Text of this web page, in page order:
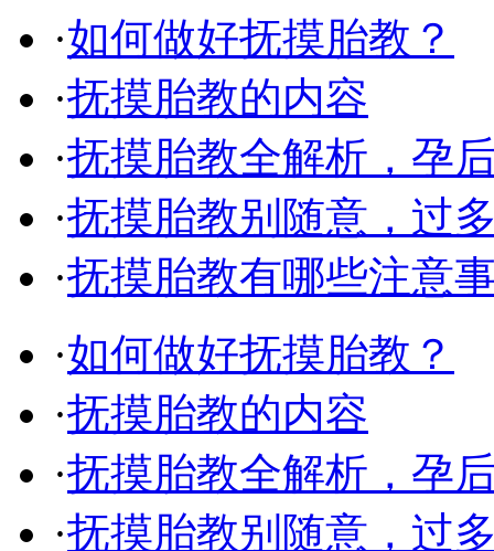
·如何做好抚摸胎教？
·抚摸胎教的内容
·抚摸胎教全解析，孕
·抚摸胎教别随意，过
·抚摸胎教有哪些注意
·如何做好抚摸胎教？
·抚摸胎教的内容
·抚摸胎教全解析，孕
·抚摸胎教别随意，过